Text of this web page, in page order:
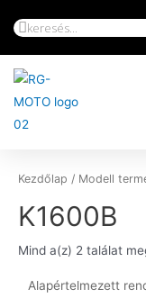
Kezdőlap / Modell
K1600B
Mind a(z) 2 találat